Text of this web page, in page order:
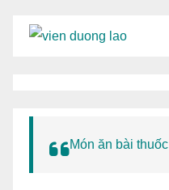
Món ăn bài thuốc